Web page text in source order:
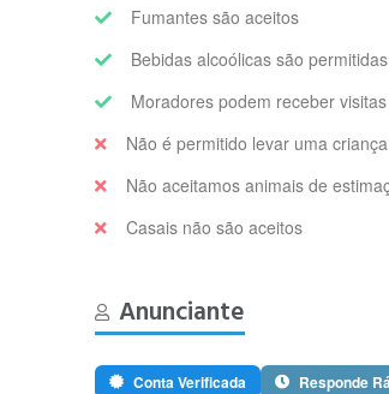
Fumantes são aceitos
Bebidas alcoólicas são permitidas
Moradores podem receber visitas
Não é permitido levar uma criança
Não aceitamos animais de
Casais não são aceitos
Anunciante
Conta Verificada Responde